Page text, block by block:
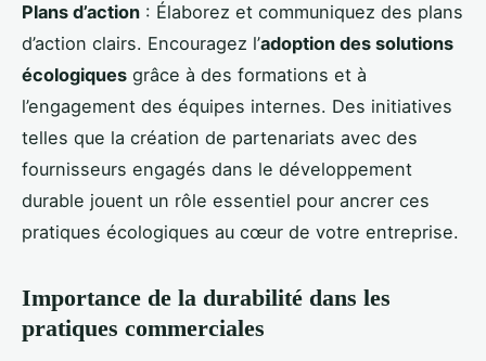
Plans d’action : Élaborez et communiquez des plans
d’action clairs. Encouragez l’adoption des solutions
écologiques grâce à des formations et à
l’engagement des équipes internes. Des initiatives
telles que la création de partenariats avec des
fournisseurs engagés dans le développement
durable jouent un rôle essentiel pour ancrer ces
pratiques écologiques au cœur de votre entreprise.
Importance de la durabilité dans les
pratiques commerciales